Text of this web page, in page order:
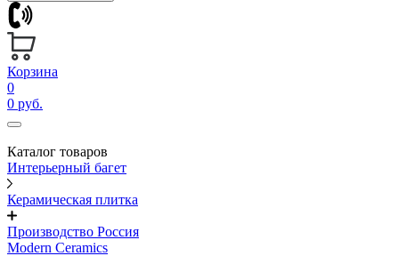
Корзина
0
0 руб.
Каталог товаров
Интерьерный багет
Керамическая плитка
Производство Россия
Modern Ceramics